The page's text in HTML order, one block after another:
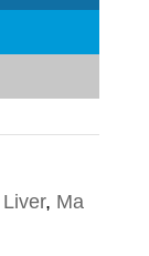
Liver, Ma